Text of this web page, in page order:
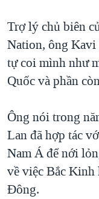
Trợ lý chủ biên
Nation, ông
tự coi mình như
Quốc và phần
Ông nói trong
Lan đã hợp tác
Nam Á để nới
về việc Bắc
Đông.